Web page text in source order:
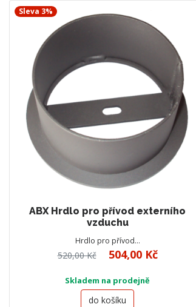
Sleva 3%
ABX Hrdlo pro přívod externího
vzduchu
Hrdlo pro přívod…
520,00 Kč 504,00 Kč
Skladem na prodejně
do košíku